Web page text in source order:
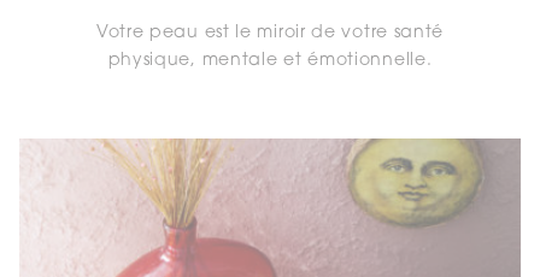
Votre peau est le miroir de votre santé
physique, mentale et émotionnelle.